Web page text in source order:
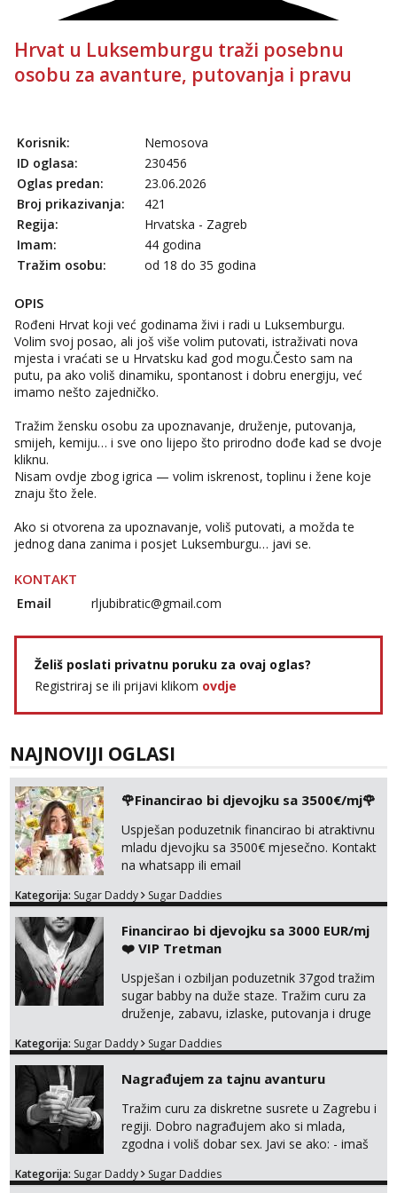
Hrvat u Luksemburgu traži posebnu
osobu za avanture, putovanja i pravu
Korisnik:
Nemosova
ID oglasa:
230456
Oglas predan:
23.06.2026
Broj prikazivanja:
421
Regija:
Hrvatska - Zagreb
Imam:
44 godina
Tražim osobu:
od 18 do 35 godina
OPIS
Rođeni Hrvat koji već godinama živi i radi u Luksemburgu.
Volim svoj posao, ali još više volim putovati, istraživati nova
mjesta i vraćati se u Hrvatsku kad god mogu.Često sam na
putu, pa ako voliš dinamiku, spontanost i dobru energiju, već
imamo nešto zajedničko.
Tražim žensku osobu za upoznavanje, druženje, putovanja,
smijeh, kemiju… i sve ono lijepo što prirodno dođe kad se dvoje
kliknu.
Nisam ovdje zbog igrica — volim iskrenost, toplinu i žene koje
znaju što žele.
Ako si otvorena za upoznavanje, voliš putovati, a možda te
jednog dana zanima i posjet Luksemburgu… javi se.
KONTAKT
Email rljubibratic@gmail.com
Želiš poslati privatnu poruku za ovaj oglas?
Registriraj se ili prijavi klikom ovdje
NAJNOVIJI OGLASI
🌹Financirao bi djevojku sa 3500€/mj🌹
Uspješan poduzetnik financirao bi atraktivnu
mladu djevojku sa 3500€ mjesečno. Kontakt
na whatsapp ili email
Kategorija: Sugar Daddy Sugar Daddies
Financirao bi djevojku sa 3000 EUR/mj
❤️ VIP Tretman
Uspješan i ozbiljan poduzetnik 37god tražim
sugar babby na duže staze. Tražim curu za
druženje, zabavu, izlaske, putovanja i druge
otvorena, komunikativna, zgodna i atraktivna
markodalic37@gmail.com
Kategorija: Sugar Daddy Sugar Daddies
Nagrađujem za tajnu avanturu
Tražim curu za diskretne susrete u Zagrebu i
regiji. Dobro nagrađujem ako si mlada,
zgodna i voliš dobar sex. Javi se ako: - imaš
kosu - se dobro ljubiš - si fleksibilna s
Kategorija: Sugar Daddy Sugar Daddies